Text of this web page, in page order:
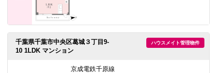
ハウスメイト管理物件
千葉県千葉市中央区葛城３丁目9-
10 1LDK マンション
京成電鉄千原線